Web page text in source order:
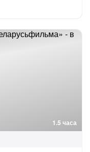
1.5 часа